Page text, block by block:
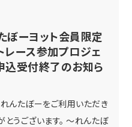
ぼーヨット会員限定
レース参加プロジェ
受付終了のお知ら
れんたぼーをご利用いただき
とうございます。 ～れんたぼ